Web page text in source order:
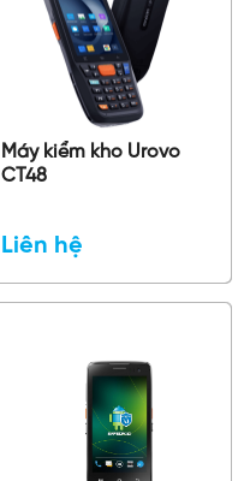
Máy kiểm kho Urovo
CT48
Liên hệ